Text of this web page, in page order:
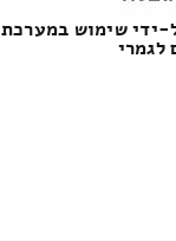
על-ידי שימוש במערכת
לגמרי